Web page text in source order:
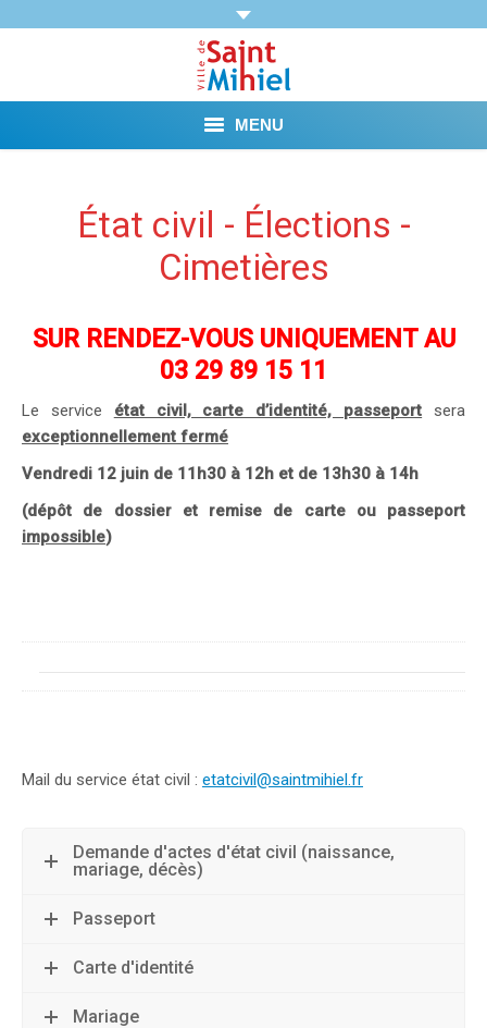
MENU
Vie municipale
Vie pratique
Tourisme et Mémoire
État civil - Élections -
Cimetières
SUR RENDEZ-VOUS UNIQUEMENT AU
03 29 89 15 11
Le service état civil, carte d’identité, passeport sera
exceptionnellement fermé
Vendredi 12 juin de 11h30 à 12h et de 13h30 à 14h
(dépôt de dossier et remise de carte ou passeport
impossible)
Mail du service état civil : etatcivil@saintmihiel.fr
Demande d'actes d'état civil (naissance,
mariage, décès)
Passeport
Carte d'identité
Mariage